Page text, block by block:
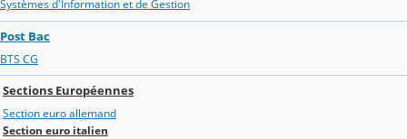
Systèmes d'Information et de Gestion
Post Bac
BTS CG
Sections Européennes
Section euro allemand
Section euro italien